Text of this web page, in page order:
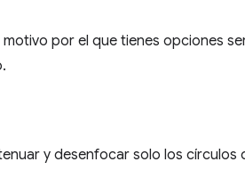
por el que tienes opciones
y desenfocar solo los círculos